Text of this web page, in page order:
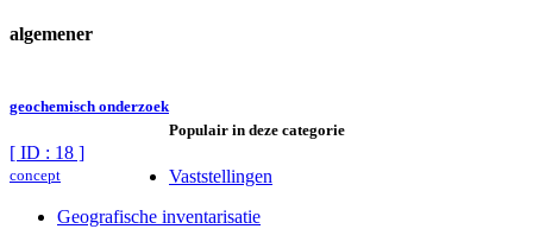
algemener
geochemisch onderzoek
[ ID : 18 ]
concept
Populair in deze categorie
Vaststellingen
Geografische inventarisatie